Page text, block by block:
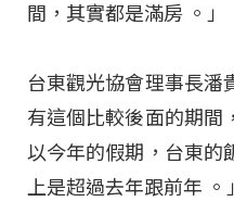
間，其實都是滿房 。」
台東觀光協會理事長潘
有這個比較後面的期間
以今年的假期，台東的
上是超過去年跟前年 。」